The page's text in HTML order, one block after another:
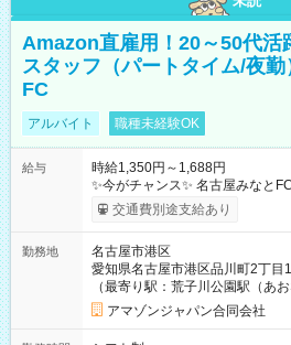
Amazon直雇用！20～50代
スタッフ（パートタイム/夜
FC
アルバイト 職種未経験OK
給与
時給1,350円～1,688円
✨今がチャンス✨ 名古屋みなと
交通費別途支給あり
勤務地
名古屋市港区
愛知県名古屋市港区品川町2丁目
（最寄り駅：荒子川公園駅（あお
アマゾンジャパン合同会社